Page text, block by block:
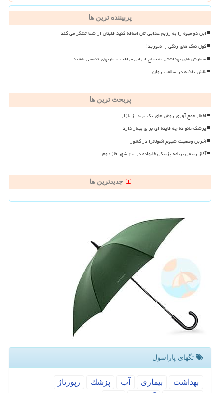
پربیننده ترین ها
این دو میوه را به رژیم غذایی تان اضافه کنید قلبتان از شما تشکر می کند
گول نمک های رنگی را نخورید!
سفارش های بهداشتی به حجاج ایرانی مراقب بیماریهای تنفسی باشید
نقش تغذیه در سلامت روان
پربحث ترین ها
اخطار جمع آوری روغن های یک برند از بازار
پزشک خانواده چه فایده ای برای بیمار دارد
آخرین وضعیت شیوع آنفولانزا در کشور
آغاز رسمی برنامه پزشکی خانواده در ۲۰ شهر فاز دوم
جدیدترین ها
تگهای پاراسول
بهداشت بیماری آب پزشك
رپورتاژ